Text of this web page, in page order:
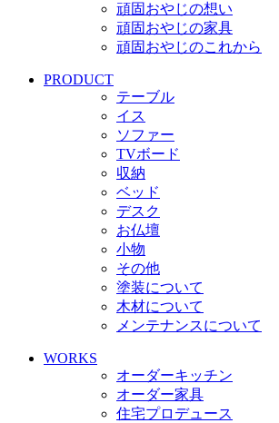
頑固おやじの想い
頑固おやじの家具
頑固おやじのこれから
PRODUCT
テーブル
イス
ソファー
TVボード
収納
ベッド
デスク
お仏壇
小物
その他
塗装について
木材について
メンテナンスについて
WORKS
オーダーキッチン
オーダー家具
住宅プロデュース